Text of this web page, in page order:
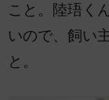
こと。陸珸く
いので、飼い
と。